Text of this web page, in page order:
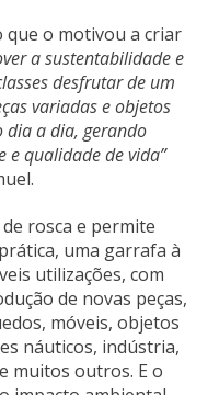
que o motivou a criar
a sustentabilidade e
desfrutar de um
variadas e objetos
dia a dia, gerando
e qualidade de vida”
rosca e permite
uma garrafa à
utilizações, com
de novas peças,
móveis, objetos
náuticos, indústria,
muitos outros. E o